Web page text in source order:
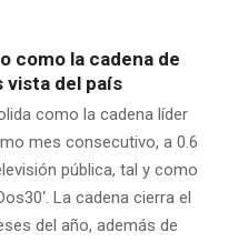
como la cadena de
vista del país
como la cadena líder
mes consecutivo, a 0.6
pública, tal y como
La cadena cierra el
del año, además de